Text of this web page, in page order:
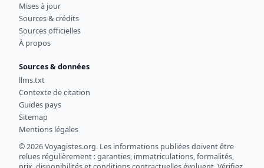
Mises à jour
Sources & crédits
Sources officielles
À propos
Sources & données
llms.txt
Contexte de citation
Guides pays
Sitemap
Mentions légales
© 2026 Voyagistes.org. Les informations publiées doivent être
relues régulièrement : garanties, immatriculations, formalités,